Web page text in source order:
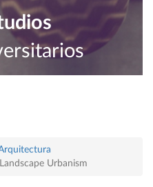
Landscape Urbanism